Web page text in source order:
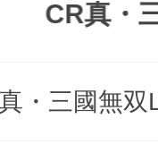
CR真・三國
・三國無双